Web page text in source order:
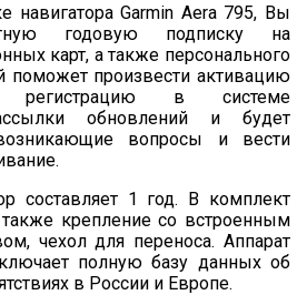
навигатора Garmin Aera 795, Вы
годовую подписку на
карт, а также персонального
поможет произвести активацию
регистрацию в системе
обновлений и будет
вопросы и вести
составляет 1 год. В комплект
также крепление со встроенным
чехол для переноса. Аппарат
полную базу данных об
в России и Европе.